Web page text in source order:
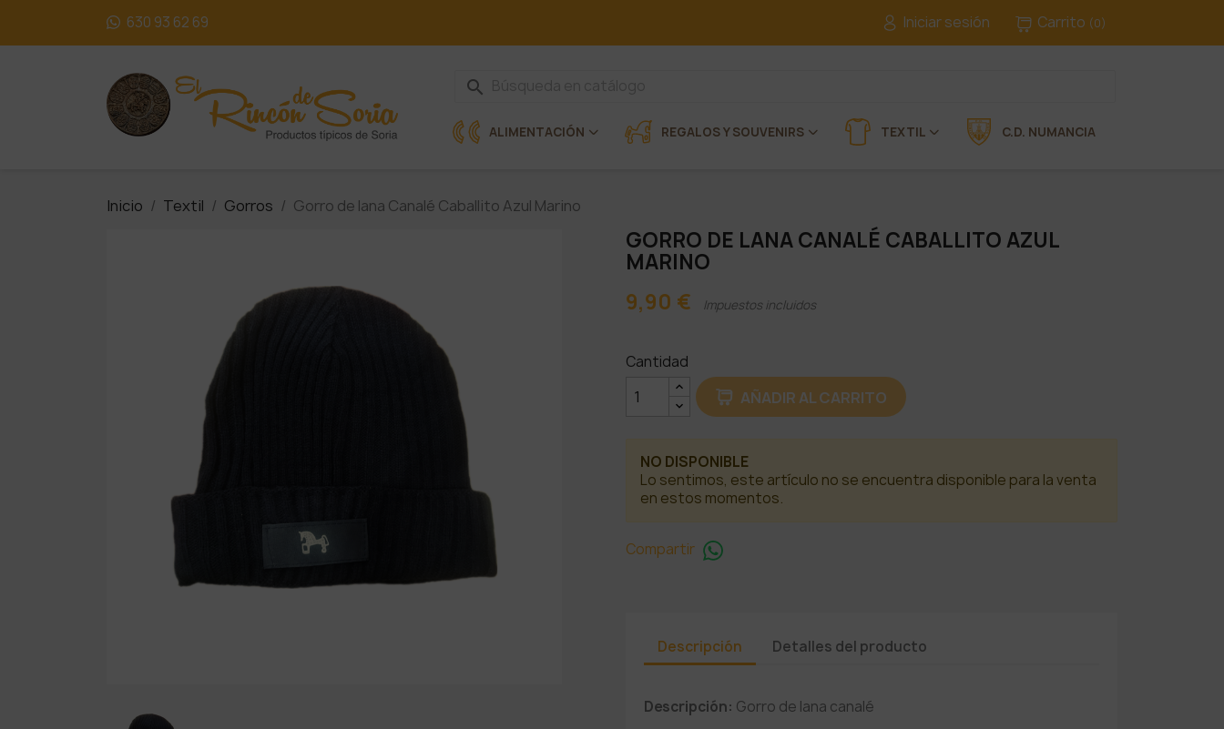
630 93 62 69 Iniciar sesión Carrito (0)
search
ALIMENTACIÓN REGALOS Y SOUVENIRS TEXTIL C.D. NUMANCIA
Inicio Textil Gorros Gorro de lana Canalé Caballito Azul Marino
GORRO DE LANA CANALÉ CABALLITO AZUL
MARINO
9,90 €
Impuestos incluidos
Cantidad
AÑADIR AL CARRITO
NO DISPONIBLE
Lo sentimos, este artículo no se encuentra disponible para la venta
en estos momentos.
Compartir
Descripción Detalles del producto
Descripción: Gorro de lana canalé